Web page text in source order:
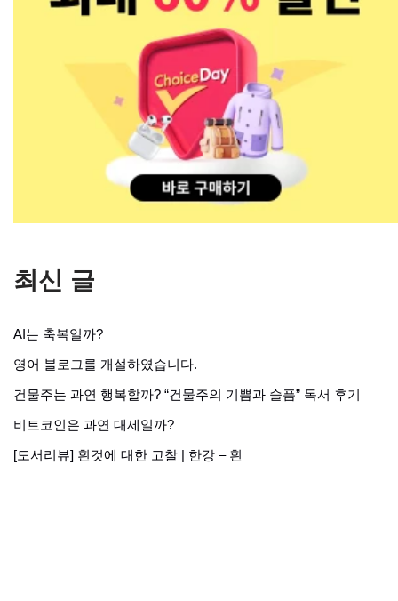
최신 글
AI는 축복일까?
영어 블로그를 개설하였습니다.
건물주는 과연 행복할까? “건물주의 기쁨과 슬픔” 독서 후기
비트코인은 과연 대세일까?
[도서리뷰] 흰것에 대한 고찰 | 한강 – 흰